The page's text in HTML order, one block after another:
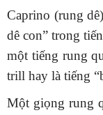
Caprino (rung
dê con” trong
một tiếng rung
trill hay là tiếng
Một giọng rung